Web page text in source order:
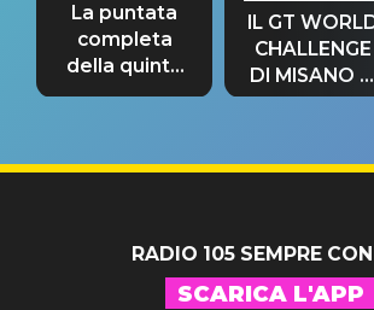
La puntata
completa
della quinta
tappa
IL GT
CHALLENGE
DI MISANO si
riconferma
RADIO 105 SEMPRE
SCARICA L'APP